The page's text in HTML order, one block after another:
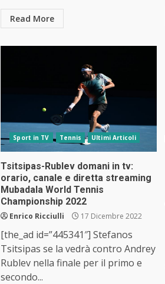
Read More
Sport in TV Tennis Ultimi Articoli
Tsitsipas-Rublev domani in tv:
orario, canale e diretta streaming
Mubadala World Tennis
Championship 2022
Enrico Ricciulli 17 Dicembre 2022
[the_ad id=”445341″] Stefanos
Tsitsipas se la vedrà contro Andrey
Rublev nella finale per il primo e
secondo...